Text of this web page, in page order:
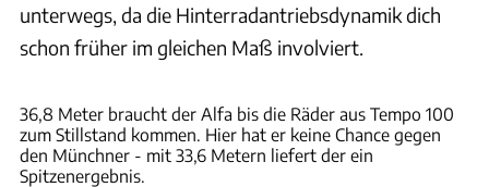
unterwegs, da die Hinterradantriebsdynamik dich
schon früher im gleichen Maß involviert.
36,8 Meter braucht der Alfa bis die Räder aus Tempo 100
zum Stillstand kommen. Hier hat er keine Chance gegen
den Münchner - mit 33,6 Metern liefert der ein
Spitzenergebnis.